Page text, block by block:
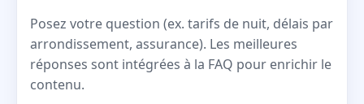
Posez votre question (ex. tarifs de nuit, délais par
arrondissement, assurance). Les meilleures
réponses sont intégrées à la FAQ pour enrichir le
contenu.